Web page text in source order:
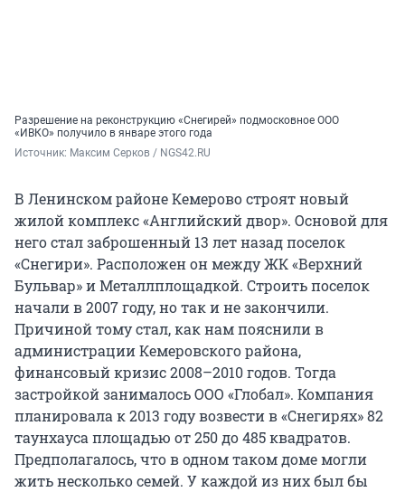
Разрешение на реконструкцию «Снегирей» подмосковное ООО
«ИВКО» получило в январе этого года
Источник: Максим Серков / NGS42.RU
В Ленинском районе Кемерово строят новый
жилой комплекс «Английский двор». Основой для
него стал заброшенный 13 лет назад поселок
«Снегири». Расположен он между ЖК «Верхний
Бульвар» и Металлплощадкой. Строить поселок
начали в 2007 году, но так и не закончили.
Причиной тому стал, как нам пояснили в
администрации Кемеровского района,
финансовый кризис 2008–2010 годов. Тогда
застройкой занималось ООО «Глобал». Компания
планировала к 2013 году возвести в «Снегирях» 82
таунхауса площадью от 250 до 485 квадратов.
Предполагалось, что в одном таком доме могли
жить несколько семей. У каждой из них был бы